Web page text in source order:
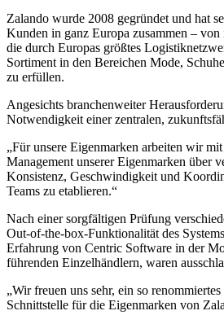
Zalando wurde 2008 gegründet und hat
Kunden in ganz Europa zusammen –
die durch Europas größtes
Sortiment in den Bereichen Mode,
zu erfüllen.
Angesichts branchenweiter
Notwendigkeit einer zentralen,
„Für unsere Eigenmarken arbeiten wir
Management unserer Eigenmarken über
Konsistenz, Geschwindigkeit und
Teams zu etablieren.“
Nach einer sorgfältigen Prüfung
Out-of-the-box-Funktionalität des
Erfahrung von Centric Software in der
führenden Einzelhändlern, waren
„Wir freuen uns sehr, ein so
Schnittstelle für die Eigenmarken von